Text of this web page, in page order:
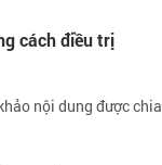
cách điều trị
nội dung được chia